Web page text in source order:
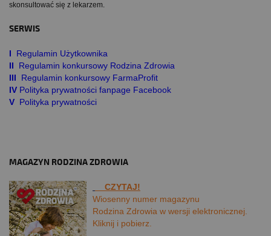
skonsultować się z lekarzem.
SERWIS
I Regulamin Użytkownika
II
Regulamin konkursowy Rodzina Zdrowia
III
Regulamin konkursowy FarmaProfit
IV Polityka prywatności fanpage Facebook
V Polityka prywatności
MAGAZYN RODZINA ZDROWIA
CZYTAJ!
Wiosenny numer magazynu
Rodzina Zdrowia w wersji elektronicznej.
Kliknij i pobierz.